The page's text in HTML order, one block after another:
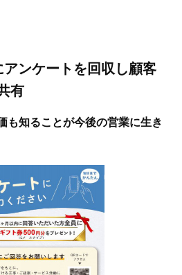
アンケートを回収し顧客
有
も知ることが今後の営業に生き